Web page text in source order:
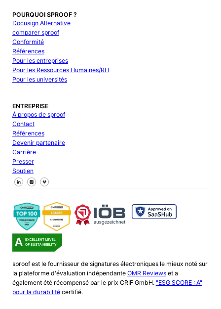
POURQUOI SPROOF ?
Docusign Alternative
comparer sproof
Conformité
Références
Pour les entreprises
Pour les Ressources Humaines/RH
Pour les universités
ENTREPRISE
À propos de sproof
Contact
Références
Devenir partenaire
Carrière
Presser
Soutien
Suivez-nous sur Facebook
Suivez-nous sur X
Suivez-nous sur LinkedIn
sproof est le fournisseur de signatures électroniques le mieux noté sur
la plateforme d'évaluation indépendante OMR Reviewset a
également été récompensé par le prix CRIF GmbH. "ESG SCORE : A"
pour la durabilitécertifié.